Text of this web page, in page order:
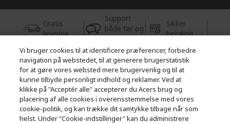
Gratis
levering
Support
både før og
efter købet
Sikker
betaling
© 2026 Acer Inc.
CPYou BV er autoriseret forhandler og sælger af de produkter og
tjenester, der tilbydes i denne butik.
Vi bruger cookies til at identificere præferencer, forbedre
navigation på webstedet, til at generere brugerstatistik
for at gøre vores websted mere brugervenlig og til at
kunne tilbyde personligt indhold og reklamer. Ved at
klikke på "Acceptér alle" accepterer du Acers brug og
placering af alle cookies i overensstemmelse med vores
cookie-politik, og kan trække dit samtykke tilbage når som
helst. Under "Cookie-indstillinger" kan du administrere